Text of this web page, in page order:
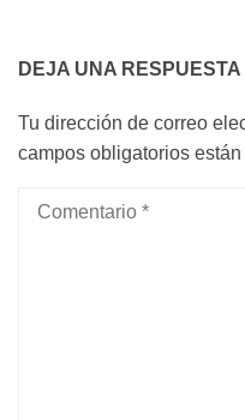
DEJA UNA RESPUESTA
Tu dirección de correo
campos obligatorios